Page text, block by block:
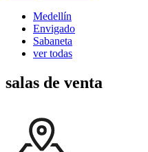
Medellín
Envigado
Sabaneta
ver todas
salas de venta